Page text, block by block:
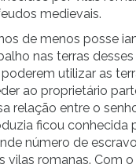
medievais.
de menos posse
nas terras
utilizar as
ao proprietário
relação entre o
ficou conhecida
número de
vilas romanas. Com